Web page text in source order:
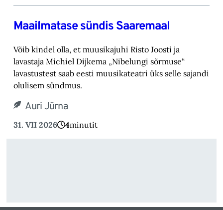
Maailmatase sündis Saaremaal
Võib kindel olla, et muusikajuhi Risto Joosti ja
lavastaja Michiel Dijkema „Nibelungi sõrmuse“
lavastustest saab eesti muusikateatri üks selle sajandi
olulisem sündmus.
Auri Jürna
31. VII 2026 4minutit